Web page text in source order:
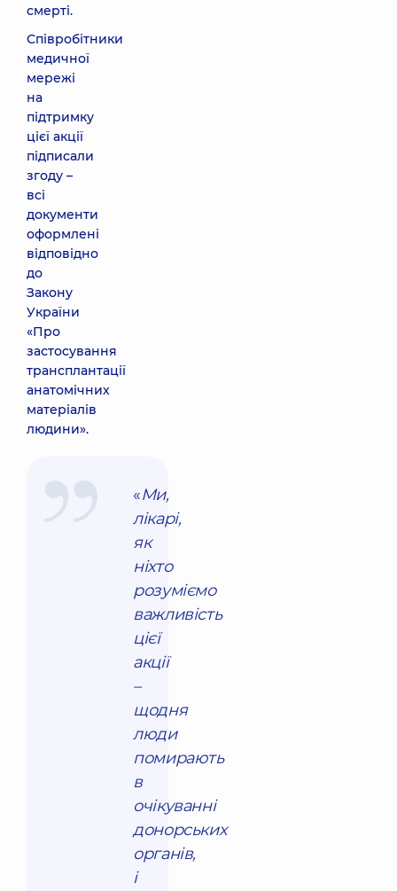
смерті.
Співробітники
медичної
мережі
на
підтримку
цієї акції
підписали
згоду –
всі
документи
оформлені
відповідно
до
Закону
України
«Про
застосування
трансплантації
анатомічних
матеріалів
людини».
«Ми,
лікарі,
як
ніхто
розуміємо
важливість
цієї
акції
–
щодня
люди
помирають
в
очікуванні
донорських
органів,
і